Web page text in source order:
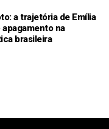
a trajetória de Emília
na
brasileira